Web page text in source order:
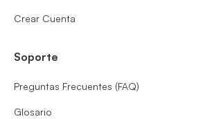
Crear Cuenta
Soporte
Preguntas Frecuentes (FAQ)
Glosario